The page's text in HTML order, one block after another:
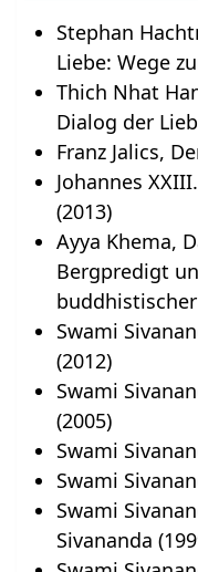
Stephan
Liebe: Wege
Thich Nhat
Dialog der
Franz Jalics,
Johannes
(2013)
Ayya Khema,
Bergpredigt
Swami
(2012)
Swami
(2005)
Swami
Swami
Swami
Sivananda